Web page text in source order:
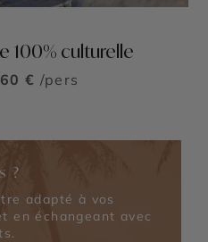
100% culturelle
€ /pers
?
adapté à vos
en échangeant avec